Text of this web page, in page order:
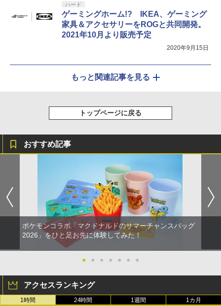
ハード
ゲーミングホーム!? IKEA、ゲーミング
家具＆アクセサリーをROGと共同開発。
2021年10月より販売予定
2020年9月15日
もっと関連記事を見る
トップページに戻る
おすすめ記事
ポケモンコラボ「マクドナルドのサマーチャンスバッグ
2026」をひと足お先に体験してみた！
● ● ● ● ● ● ●
アクセスランキング
1時間 24時間 1週間 1カ月